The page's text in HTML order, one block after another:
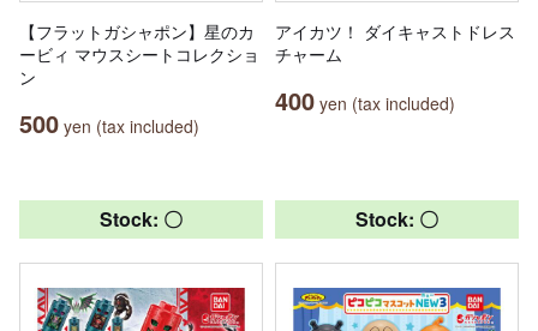
【フラットガシャポン】星のカ
ービィ マウスシートコレクショ
ン
500 yen (tax included)
アイカツ！ ダイキャストドレス
チャーム
400 yen (tax included)
Stock: 〇 Stock: 〇